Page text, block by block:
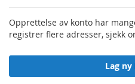
Opprettelse av konto har
registrer flere adresser, sjekk
Lag